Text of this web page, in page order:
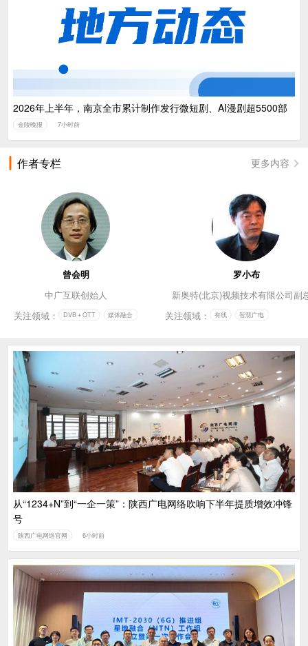
2026年上半年，南京全市累计制作发行微短剧、AI漫剧超5500部
金陵晚报 7小时前
作者专栏 更多内容
曾会明
中广互联创始人
关注领域：
DVB＋OTT 媒体融合
罗小布
新奥特(北京)视频技术有限公司副
关注领域：
有线 智慧广电
从“1234+N”到“一企一策”：陕西广电网络吹响下半年提质增效冲锋
号
陕西广电网络官网 6小时前